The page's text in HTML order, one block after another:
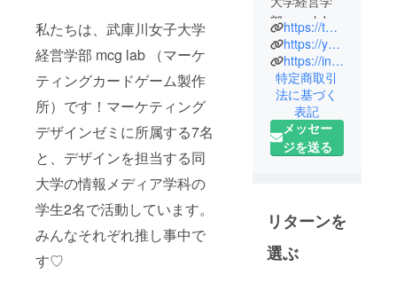
私たちは、武庫川女子大学
経営学部 mcg lab （マーケ
ティングカードゲーム製作
所）です！マーケティング
デザインゼミに所属する7名
と、デザインを担当する同
大学の情報メディア学科の
学生2名で活動しています。
みんなそれぞれ推し事中で
す♡
部 mcg lab
（マーケ
ティング
カードゲー
ム製作所）
です！大興
印刷株式会
社とコラボ
関するボー
ドゲームを
開発しまし
https://twitter.com/mcg_factory
https://youtube.com/@user-vf2tc7ev5h
https://instagram.com/mcg_factory?igshid=YmMyMTA2M2Y=
特定商取引
法に基づく
表記
メッセー
ジを送る
リターンを
選ぶ